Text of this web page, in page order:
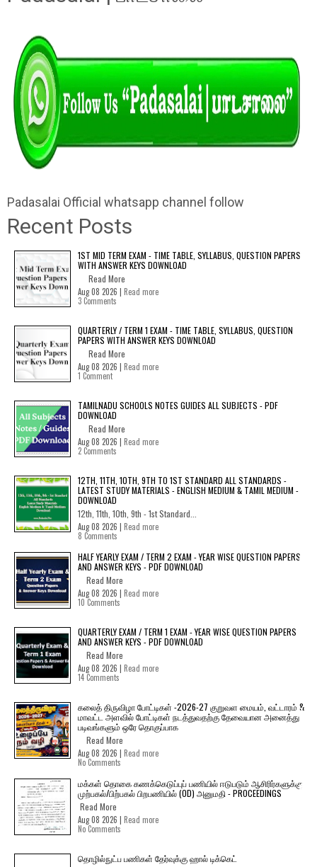
Padasalai Official whatsapp channel follow
Recent Posts
1ST MID TERM EXAM - TIME TABLE, SYLLABUS, QUESTION PAPERS
WITH ANSWER KEYS DOWNLOAD
Read More
Aug 08 2026 | Read more
3 Comments
QUARTERLY / TERM 1 EXAM - TIME TABLE, SYLLABUS, QUESTION
PAPERS WITH ANSWER KEYS DOWNLOAD
Read More
Aug 08 2026 | Read more
1 Comment
TAMILNADU SCHOOLS NOTES GUIDES ALL SUBJECTS - PDF
DOWNLOAD
Read More
Aug 08 2026 | Read more
2 Comments
12TH, 11TH, 10TH, 9TH TO 1ST STANDARD ALL STANDARDS -
LATEST STUDY MATERIALS - ENGLISH MEDIUM & TAMIL MEDIUM -
DOWNLOAD
12th, 11th, 10th, 9th - 1st Standard...
Aug 08 2026 | Read more
8 Comments
HALF YEARLY EXAM / TERM 2 EXAM - YEAR WISE QUESTION PAPERS
AND ANSWER KEYS - PDF DOWNLOAD
Read More
Aug 08 2026 | Read more
10 Comments
QUARTERLY EXAM / TERM 1 EXAM - YEAR WISE QUESTION PAPERS
AND ANSWER KEYS - PDF DOWNLOAD
Read More
Aug 08 2026 | Read more
14 Comments
கலைத் திருவிழா போட்டிகள் -2026-27 குறுவள மையம், வட்டாரம் &
மாவட்ட அளவில் போட்டிகள் நடத்துவதற்கு தேவையான அனைத்து
படிவங்களும் ஒரே தொகுப்பாக
Read More
Aug 08 2026 | Read more
No Comments
மக்கள் தொகை கணக்கெடுப்புப் பணியில் ஈடுபடும் ஆசிரிர்களுக்கு
முற்பகல்/பிற்பகல் பிறபணியில் (OD) அனுமதி - PROCEEDINGS
Read More
Aug 08 2026 | Read more
No Comments
தொழில்நுட்ப பணிகள் தேர்வுக்கு ஹால் ​டிக்கெட்